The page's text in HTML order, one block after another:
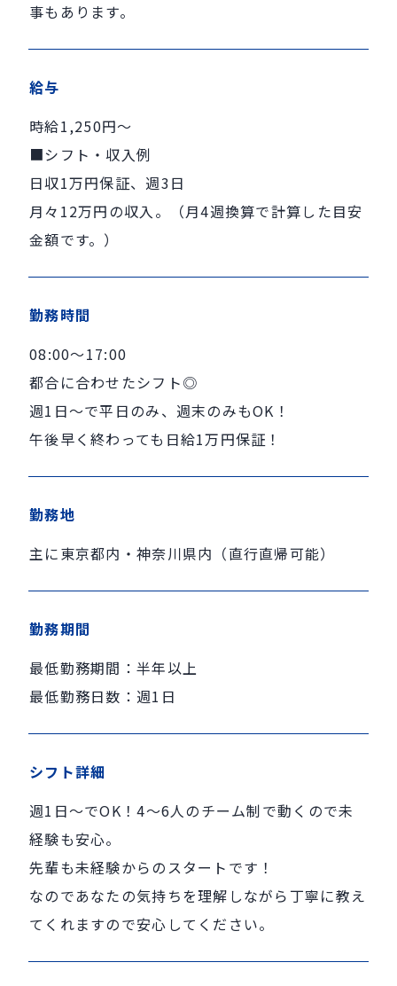
事もあります。
給与
時給1,250円～
■シフト・収入例
日収1万円保証、週3日
月々12万円の収入。（月4週換算で計算した目安
金額です。）
勤務時間
08:00～17:00
都合に合わせたシフト◎
週1日～で平日のみ、週末のみもOK！
午後早く終わっても日給1万円保証！
勤務地
主に東京都内・神奈川県内（直行直帰可能）
勤務期間
最低勤務期間：半年以上
最低勤務日数：週1日
シフト詳細
週1日～でOK！4～6人のチーム制で動くので未
経験も安心。
先輩も未経験からのスタートです！
なのであなたの気持ちを理解しながら丁寧に教え
てくれますので安心してください。